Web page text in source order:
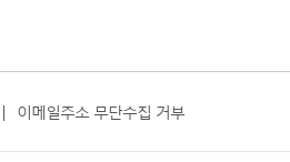
| 이메일주소 무단수집 거부